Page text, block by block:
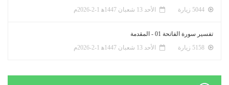
الأحد 13 شعبان 1447ﻫ 1-2-2026م
تفسير سورة الفاتحة 01 - المقدمة
الأحد 13 شعبان 1447ﻫ 1-2-2026م